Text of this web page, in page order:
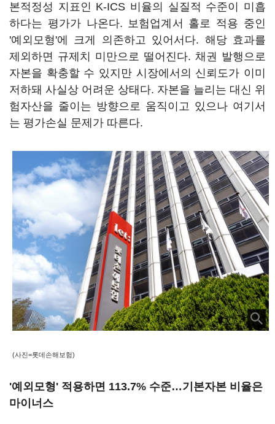
본적정성 지표인 K-ICS 비율의 실질적 수준이 미흡
하다는 평가가 나온다. 보험업계서 홀로 적용 중인
'예외모형'에 크게 의존하고 있어서다. 해당 효과를
제외하면 규제치 미만으로 떨어진다. 채권 발행으로
자본을 확충할 수 있지만 시장에서의 신뢰도가 이미
저하돼 사실상 어려운 상태다. 자본을 늘리는 대신 위
험자산을 줄이는 방향으로 움직이고 있으나 여기서
는 평가손실 문제가 따른다.
(사진=롯데손해보험)
'예외모형' 적용하면 113.7% 수준…기본자본 비율은
마이너스